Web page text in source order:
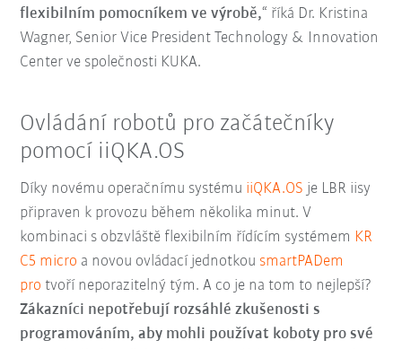
flexibilním pomocníkem ve výrobě,“ říká Dr. Kristina
Wagner, Senior Vice President Technology & Innovation
Center ve společnosti KUKA.
Ovládání robotů pro začátečníky
pomocí iiQKA.OS
Díky novému operačnímu systému iiQKA.OS je LBR iisy
připraven k provozu během několika minut. V
kombinaci s obzvláště flexibilním řídícím systémem KR
C5 micro a novou ovládací jednotkou smartPADem
pro tvoří neporazitelný tým. A co je na tom to nejlepší?
Zákazníci nepotřebují rozsáhlé zkušenosti s
programováním, aby mohli používat koboty pro své